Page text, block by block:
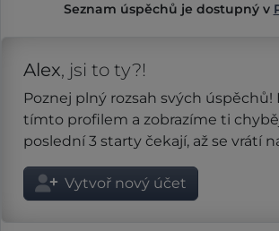
Seznam úspěchů je dostupný v
Alex, jsi to ty?!
Poznej plný rozsah svých úspěchů!
tímto profilem a zobrazíme ti
poslední 3 starty čekají, až se vrátí
Vytvoř nový účet